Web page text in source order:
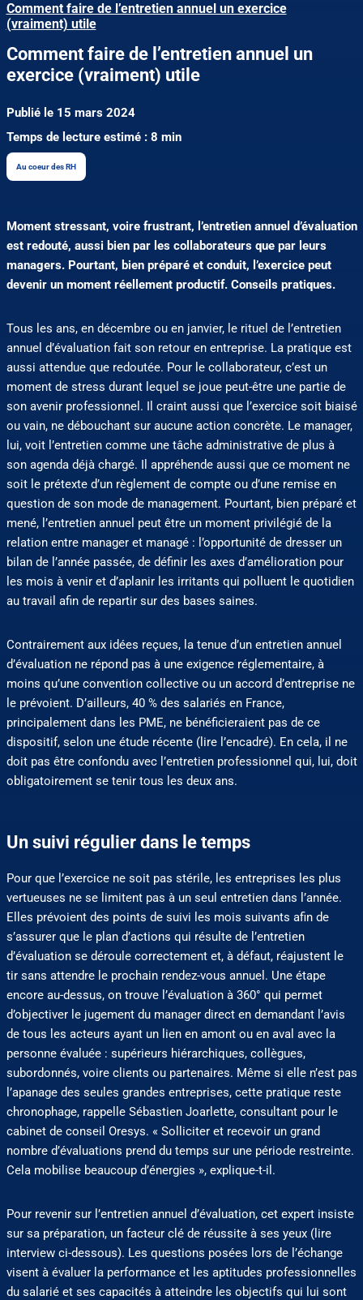
Comment faire de l’entretien annuel un exercice
(vraiment) utile
Comment faire de l’entretien annuel un
exercice (vraiment) utile
Publié le 15 mars 2024
Temps de lecture estimé : 8 min
Au coeur des RH
Moment stressant, voire frustrant, l’entretien annuel d’évaluation
est redouté, aussi bien par les collaborateurs que par leurs
managers. Pourtant, bien préparé et conduit, l’exercice peut
devenir un moment réellement productif. Conseils pratiques.
Tous les ans, en décembre ou en janvier, le rituel de l’entretien
annuel d’évaluation fait son retour en entreprise. La pratique est
aussi attendue que redoutée. Pour le collaborateur, c’est un
moment de stress durant lequel se joue peut-être une partie de
son avenir professionnel. Il craint aussi que l’exercice soit biaisé
ou vain, ne débouchant sur aucune action concrète. Le manager,
lui, voit l’entretien comme une tâche administrative de plus à
son agenda déjà chargé. Il appréhende aussi que ce moment ne
soit le prétexte d’un règlement de compte ou d’une remise en
question de son mode de management. Pourtant, bien préparé et
mené, l’entretien annuel peut être un moment privilégié de la
relation entre manager et managé : l’opportunité de dresser un
bilan de l’année passée, de définir les axes d’amélioration pour
les mois à venir et d’aplanir les irritants qui polluent le quotidien
au travail afin de repartir sur des bases saines.
Contrairement aux idées reçues, la tenue d’un entretien annuel
d’évaluation ne répond pas à une exigence réglementaire, à
moins qu’une convention collective ou un accord d’entreprise ne
le prévoient. D’ailleurs, 40 % des salariés en France,
principalement dans les PME, ne bénéficieraient pas de ce
dispositif, selon une étude récente (lire l’encadré). En cela, il ne
doit pas être confondu avec l’entretien professionnel qui, lui, doit
obligatoirement se tenir tous les deux ans.
Un suivi régulier dans le temps
Pour que l’exercice ne soit pas stérile, les entreprises les plus
vertueuses ne se limitent pas à un seul entretien dans l’année.
Elles prévoient des points de suivi les mois suivants afin de
s’assurer que le plan d’actions qui résulte de l’entretien
d’évaluation se déroule correctement et, à défaut, réajustent le
tir sans attendre le prochain rendez-vous annuel. Une étape
encore au-dessus, on trouve l’évaluation à 360° qui permet
d’objectiver le jugement du manager direct en demandant l’avis
de tous les acteurs ayant un lien en amont ou en aval avec la
personne évaluée : supérieurs hiérarchiques, collègues,
subordonnés, voire clients ou partenaires. Même si elle n’est pas
l’apanage des seules grandes entreprises, cette pratique reste
chronophage, rappelle Sébastien Joarlette, consultant pour le
cabinet de conseil Oresys. « Solliciter et recevoir un grand
nombre d’évaluations prend du temps sur une période restreinte.
Cela mobilise beaucoup d’énergies », explique-t-il.
Pour revenir sur l’entretien annuel d’évaluation, cet expert insiste
sur sa préparation, un facteur clé de réussite à ses yeux (lire
interview ci-dessous). Les questions posées lors de l’échange
visent à évaluer la performance et les aptitudes professionnelles
du salarié et ses capacités à atteindre les objectifs qui lui sont